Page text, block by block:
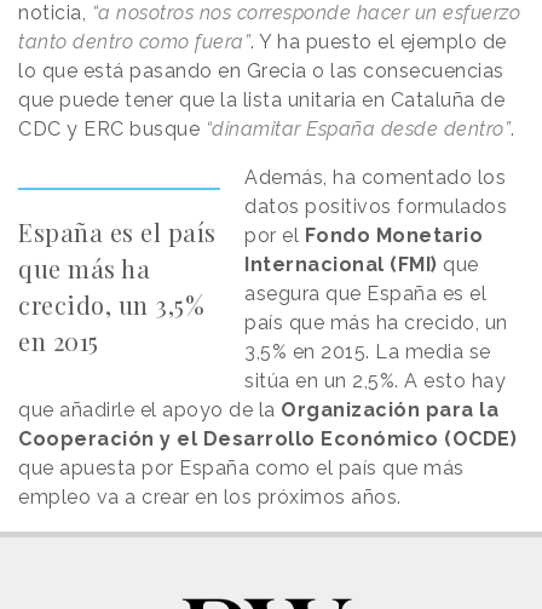
noticia,
“a nosotros nos corresponde hacer un esfuerzo
tanto dentro como fuera”. Y ha puesto el ejemplo de
lo que está pasando en Grecia o las consecuencias
que puede tener que la lista unitaria en Cataluña de
CDC y ERC busque “dinamitar España desde dentro”.
España es el país
que más ha
crecido, un 3,5%
en 2015
Además, ha comentado los
datos positivos formulados
por el Fondo Monetario
Internacional (FMI) que
asegura que España es el
país que más ha crecido, un
3,5% en 2015. La media se
sitúa en un 2,5%. A esto hay
que añadirle el apoyo de la Organización para la
Cooperación y el Desarrollo Económico (OCDE)
que apuesta por España como el país que más
empleo va a crear en los próximos años.